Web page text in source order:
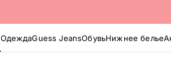
ОдеждаGuess JeansОбувьНижнее белье